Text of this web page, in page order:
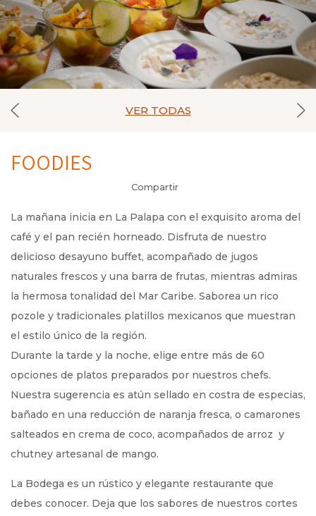
VER TODAS
FOODIES
Compartir
La mañana inicia en La Palapa con el exquisito aroma del
café y el pan recién horneado. Disfruta de nuestro
delicioso desayuno buffet, acompañado de jugos
naturales frescos y una barra de frutas, mientras admiras
la hermosa tonalidad del Mar Caribe. Saborea un rico
pozole y tradicionales platillos mexicanos que muestran
el estilo único de la región.
Durante la tarde y la noche, elige entre más de 60
opciones de platos preparados por nuestros chefs.
Nuestra sugerencia es atún sellado en costra de especias,
bañado en una reducción de naranja fresca, o camarones
salteados en crema de coco, acompañados de arroz y
chutney artesanal de mango.
La Bodega es un rústico y elegante restaurante que
debes conocer. Deja que los sabores de nuestros cortes